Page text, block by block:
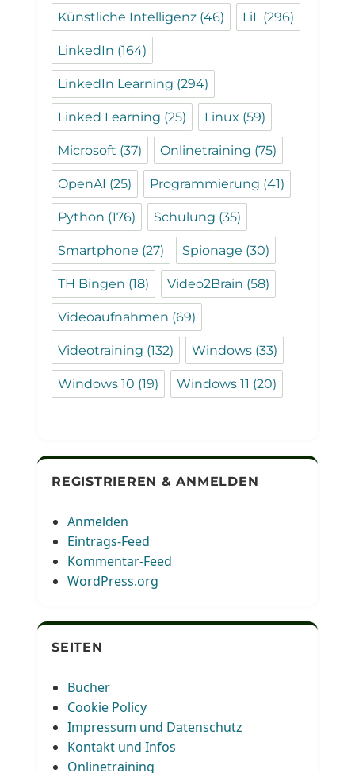
Künstliche Intelligenz (46) LiL(296)
LinkedIn (164)
LinkedIn Learning (294)
Linked Learning (25) Linux (59)
Microsoft (37) Onlinetraining (75)
OpenAI (25) Programmierung (41)
Python (176) Schulung (35)
Smartphone (27) Spionage (30)
TH Bingen (18) Video2Brain (58)
Videoaufnahmen (69)
Videotraining (132) Windows (33)
Windows 10 (19) Windows 11 (20)
REGISTRIEREN & ANMELDEN
Anmelden
Eintrags-Feed
Kommentar-Feed
WordPress.org
SEITEN
Bücher
Cookie Policy
Impressum und Datenschutz
Kontakt und Infos
Onlinetraining